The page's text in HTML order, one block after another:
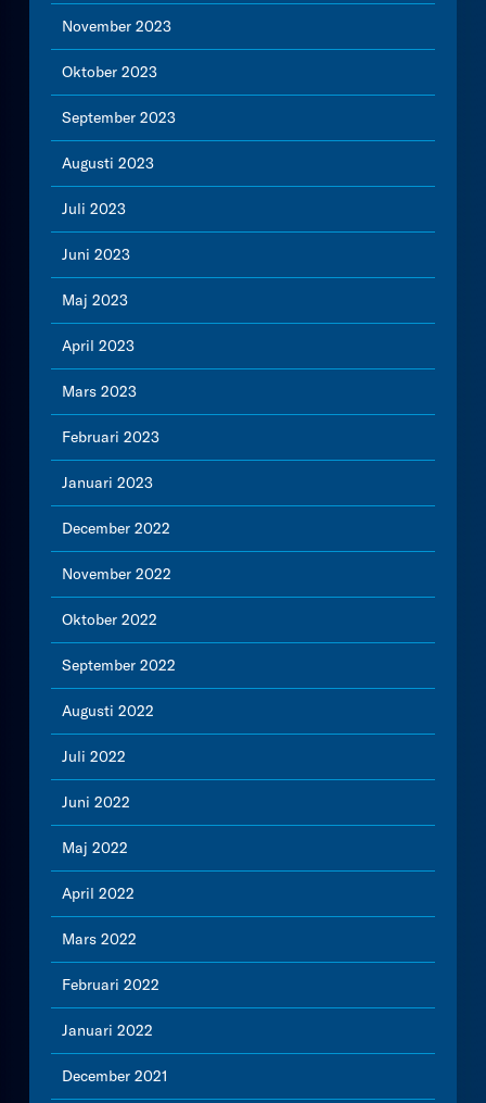
November 2023
Oktober 2023
September 2023
Augusti 2023
Juli 2023
Juni 2023
Maj 2023
April 2023
Mars 2023
Februari 2023
Januari 2023
December 2022
November 2022
Oktober 2022
September 2022
Augusti 2022
Juli 2022
Juni 2022
Maj 2022
April 2022
Mars 2022
Februari 2022
Januari 2022
December 2021